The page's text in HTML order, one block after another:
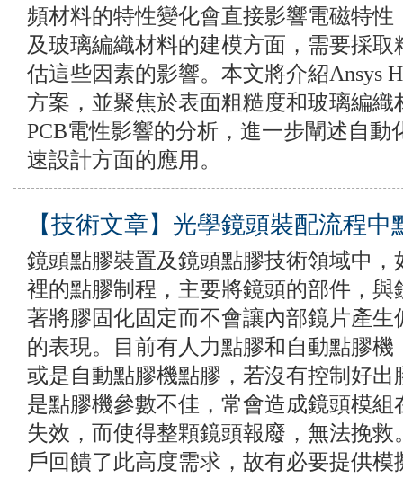
頻材料的特性變化會直接影響電磁特
及玻璃編織材料的建模方面，需要採
估這些因素的影響。本文將介紹Ansys
方案，並聚焦於表面粗糙度和玻璃編
PCB電性影響的分析，進一步闡述自動
速設計方面的應用。
【技術文章】光學鏡頭裝配流程
鏡頭點膠裝置及鏡頭點膠技術領域中
裡的點膠制程，主要將鏡頭的部件，
著將膠固化固定而不會讓內部鏡片產
的表現。目前有人力點膠和自動點膠
或是自動點膠機點膠，若沒有控制好
是點膠機參數不佳，常會造成鏡頭模
失效，而使得整顆鏡頭報廢，無法挽
戶回饋了此高度需求，故有必要提供